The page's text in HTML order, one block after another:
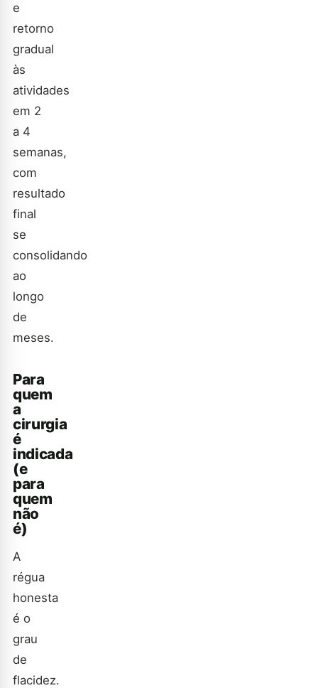
e
retorno
gradual
às
atividades
em 2
a 4
semanas,
com
resultado
final
se
consolidando
ao
longo
de
meses.
Para
quem
a
cirurgia
é
indicada
(e
para
quem
não
é)
A
régua
honesta
é o
grau
de
flacidez.